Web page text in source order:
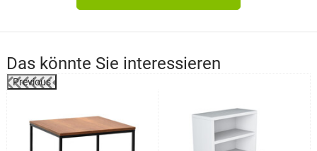
Das könnte Sie interessieren
Previous